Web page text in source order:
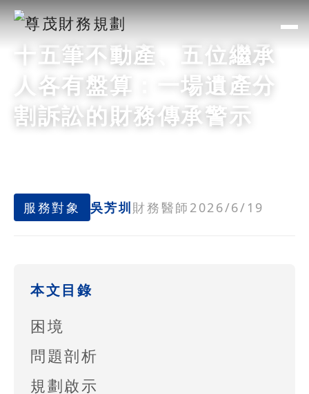
十五筆不動產、五位繼承
人各有盤算：一場遺產分
割訴訟的財務傳承警示
服務對象 吳芳圳財務醫師 2026/6/19
本文目錄
困境
問題剖析
規劃啟示